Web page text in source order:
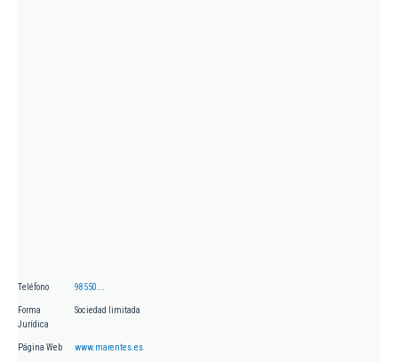
Teléfono 98550...
Forma
Jurídica
Sociedad limitada
Página Web www.marentes.es